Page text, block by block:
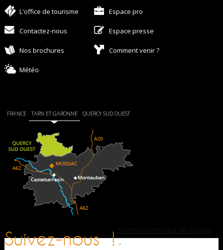
L'office de tourisme Espace pro
Contactez-nous Espace presse
Nos brochures Comment venir ?
Météo
FRANCE TARN ET GARONNE QUERCY SUD OUEST
Suivez-nous ! -